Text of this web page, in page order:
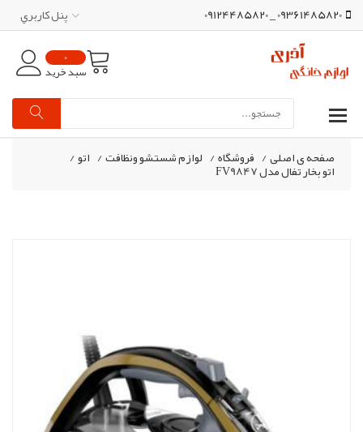
09361485820 _ 09124485820 پنل کاربري
0
سبد خرید
صفحه ی اصلی/ فروشگاه/ لوازم شستشو ونظافت/ اتو/
اتو بخار تفال مدل FV9847